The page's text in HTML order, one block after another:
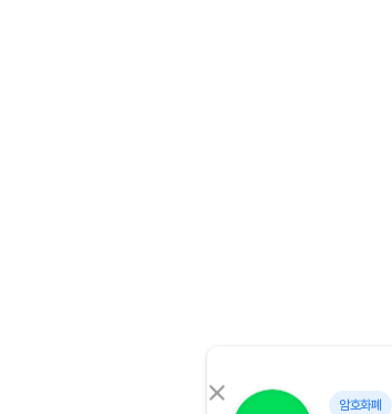
암호화폐